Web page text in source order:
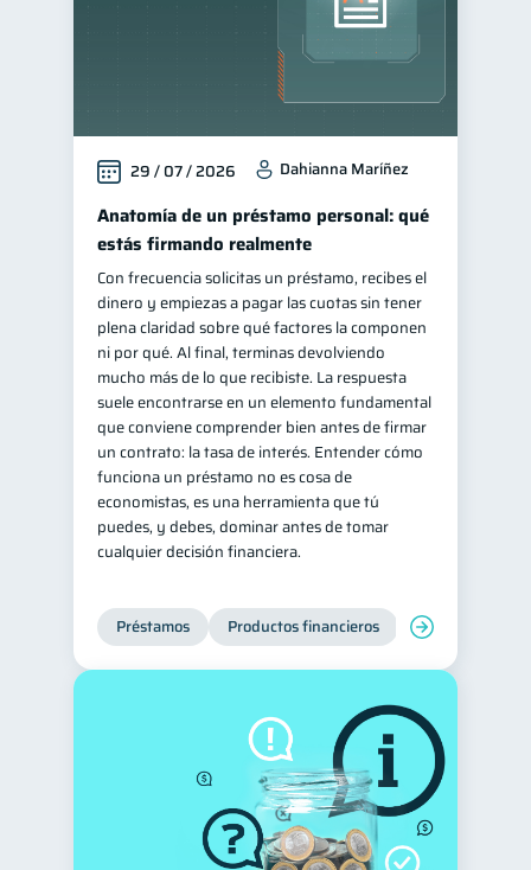
25
22
Bienestar financiero 22
Finanzas para mujeres 20
Seguridad financiera 13
Salud financiera 12
Organización Financiera 10
Deudas 10
Entidad financiera
Préstamos 8 Ahorro 8
Consejos
Tarjeta de crédito 6
Ciberseguridad
Servicios 4
Superintendencia de Bancos 4
Vacaciones 2
Cuenta Inactiva
Finanzas Personales 1
Finanzas en Pareja 1
29 / 07 / 2026 Dahianna Maríñez
Anatomía de un préstamo personal: qué
estás firmando realmente
Con frecuencia solicitas un préstamo, recibes el
dinero y empiezas a pagar las cuotas sin tener
plena claridad sobre qué factores la componen
ni por qué. Al final, terminas devolviendo
mucho más de lo que recibiste. La respuesta
suele encontrarse en un elemento fundamental
que conviene comprender bien antes de firmar
un contrato: la tasa de interés. Entender cómo
funciona un préstamo no es cosa de
economistas, es una herramienta que tú
puedes, y debes, dominar antes de tomar
cualquier decisión financiera.
Préstamos Productos financieros Manejo de